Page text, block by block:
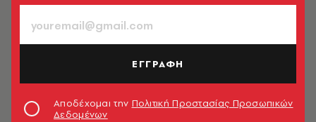
ΕΓΓΡΑΦΗ
Αποδέχομαι την Πολιτική Προστασίας Προσωπικών
Δεδομένων